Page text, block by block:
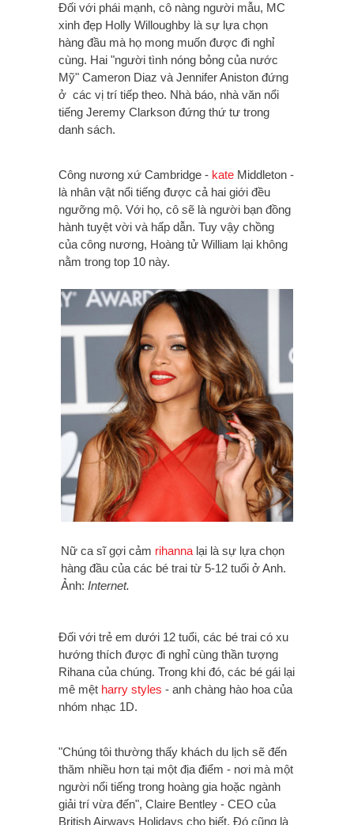
Đối với phái mạnh, cô nàng người mẫu, MC
xinh đẹp Holly Willoughby là sự lựa chọn
hàng đầu mà họ mong muốn được đi nghỉ
cùng. Hai "người tình nóng bỏng của nước
Mỹ" Cameron Diaz và Jennifer Aniston đứng
ở các vị trí tiếp theo. Nhà báo, nhà văn nổi
tiếng Jeremy Clarkson đứng thứ tư trong
danh sách.
Công nương xứ Cambridge - kate Middleton -
là nhân vật nổi tiếng được cả hai giới đều
ngưỡng mộ. Với họ, cô sẽ là người bạn đồng
hành tuyệt vời và hấp dẫn. Tuy vậy chồng
của công nương, Hoàng tử William lại không
nằm trong top 10 này.
Nữ ca sĩ gợi cảm rihanna lại là sự lựa chọn
hàng đầu của các bé trai từ 5-12 tuổi ở Anh.
Ảnh: Internet.
Đối với trẻ em dưới 12 tuổi, các bé trai có xu
hướng thích được đi nghỉ cùng thần tượng
Rihana của chúng. Trong khi đó, các bé gái lại
mê mệt harry styles - anh chàng hào hoa của
nhóm nhạc 1D.
"Chúng tôi thường thấy khách du lịch sẽ đến
thăm nhiều hơn tại một địa điểm - nơi mà một
người nổi tiếng trong hoàng gia hoặc ngành
giải trí vừa đến", Claire Bentley - CEO của
British Airways Holidays cho biết. Đó cũng là